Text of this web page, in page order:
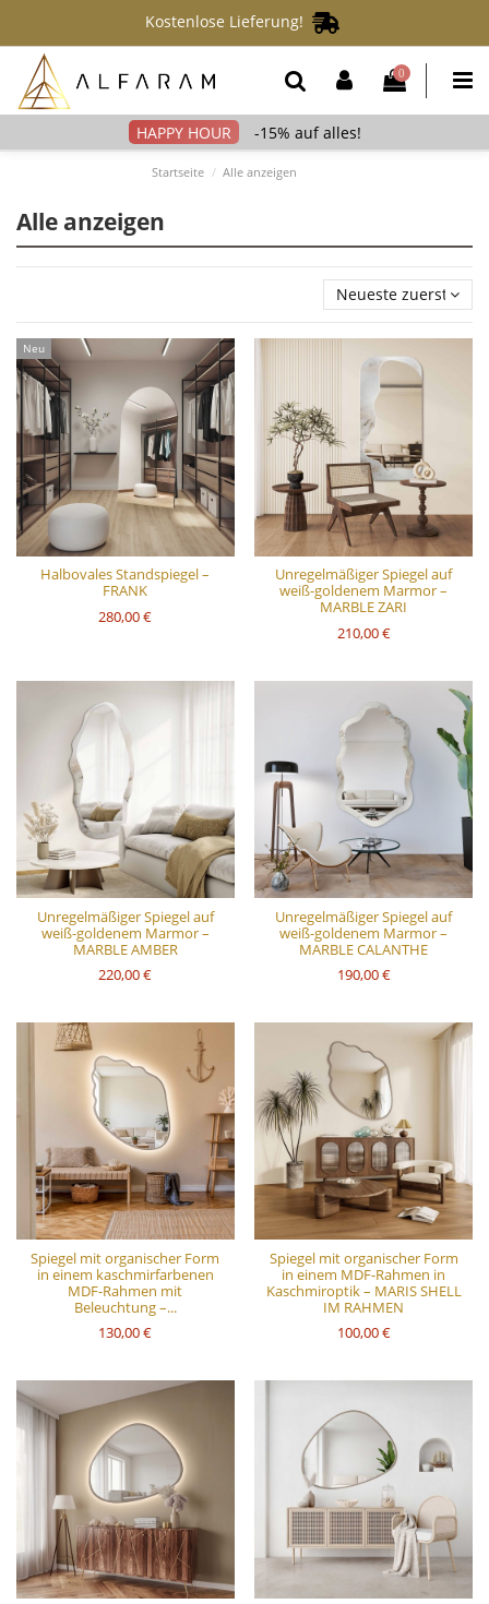
Kostenlose Lieferung!
0
-15% auf alles!
Startseite Alle anzeigen
Alle anzeigen
Neueste zuerst
Neu
Halbovales Standspiegel –
FRANK
280,00 €
Unregelmäßiger Spiegel auf
weiß-goldenem Marmor –
MARBLE ZARI
210,00 €
Unregelmäßiger Spiegel auf
weiß-goldenem Marmor –
MARBLE AMBER
220,00 €
Unregelmäßiger Spiegel auf
weiß-goldenem Marmor –
MARBLE CALANTHE
190,00 €
Spiegel mit organischer Form
in einem kaschmirfarbenen
MDF-Rahmen mit
Beleuchtung –...
130,00 €
Spiegel mit organischer Form
in einem MDF-Rahmen in
Kaschmiroptik – MARIS SHELL
IM RAHMEN
100,00 €